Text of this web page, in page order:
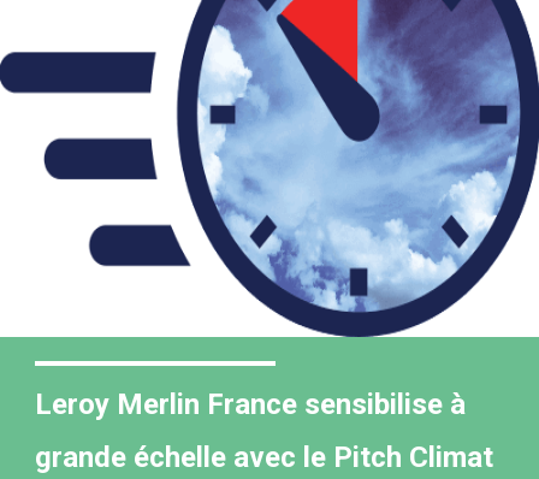
Leroy Merlin France sensibilise à
grande échelle avec le Pitch Climat